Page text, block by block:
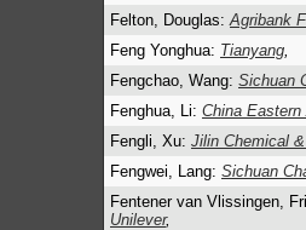
Felton, Douglas:Agribank
Feng Yonghua: Tianyang,
Fengchao, Wang: Sichuan
Fenghua, Li: China Eastern
Fengli, Xu: Jilin Chemical
Fengwei, Lang: Sichuan
Fentener van Vlissingen,
Unilever,